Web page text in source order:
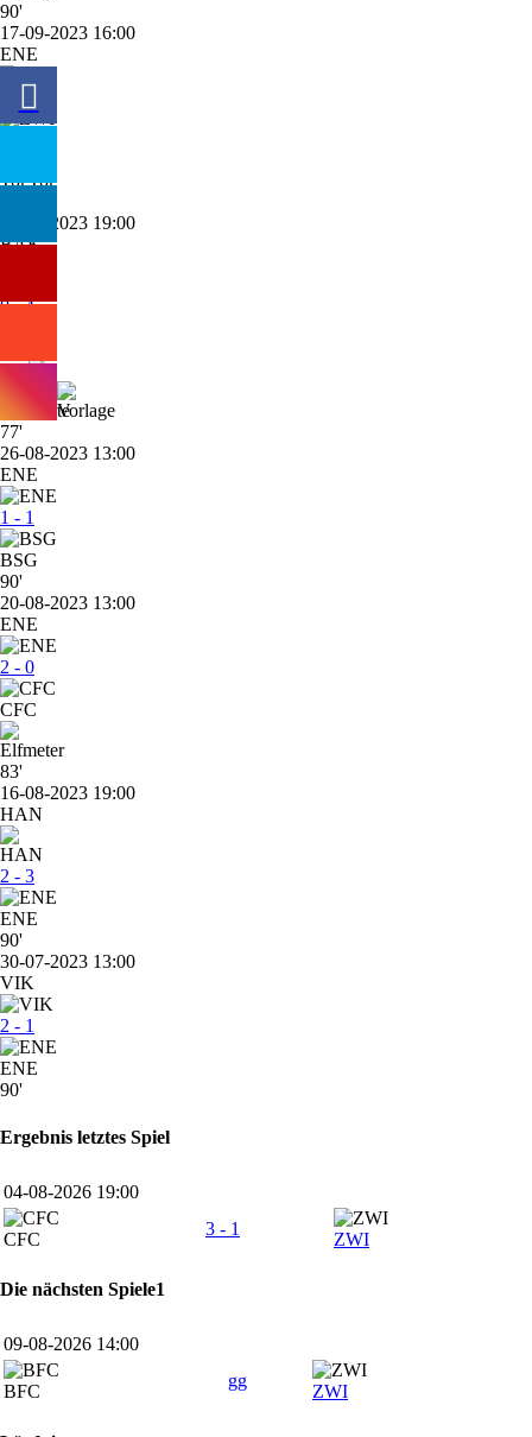
90'
17-09-2023 16:00
ENE
01-09-2023 19:00
BAK
0 - 4
77'
26-08-2023 13:00
ENE
1 - 1
BSG
90'
20-08-2023 13:00
ENE
2 - 0
CFC
83'
16-08-2023 19:00
HAN
2 - 3
ENE
90'
30-07-2023 13:00
VIK
2 - 1
ENE
90'
Ergebnis letztes Spiel
04-08-2026 19:00
CFC
3 - 1
ZWI
Die nächsten Spiele1
09-08-2026 14:00
BFC
gg
ZWI